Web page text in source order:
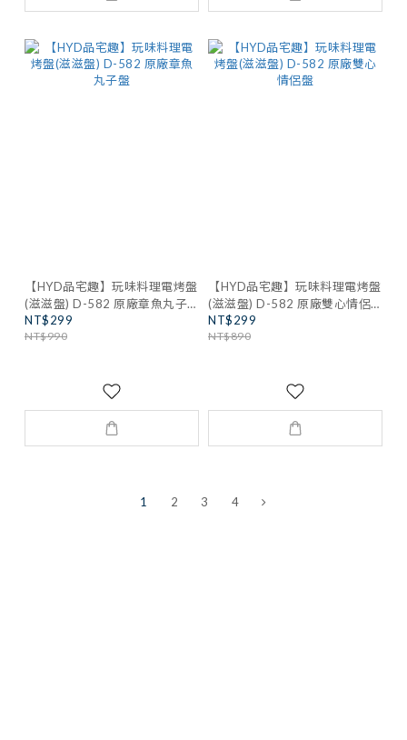
【HYD品宅趣】玩味料理電烤盤
(滋滋盤) D-582 原廠章魚丸子
盤
NT$299
NT$990
【HYD品宅趣】玩味料理電烤盤
(滋滋盤) D-582 原廠雙心情侶
盤
NT$299
NT$890
1 2 3 4